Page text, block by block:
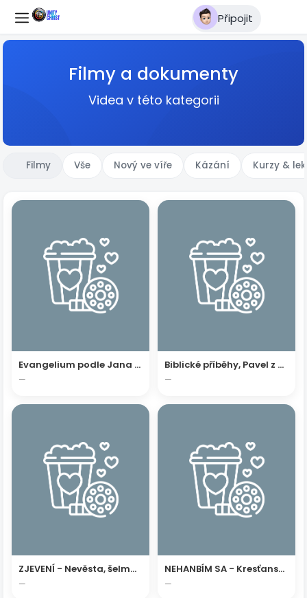
Připojit
Filmy a dokumenty
Videa v této kategorii
Filmy Vše Nový ve víře Kázání Kurzy &
Evangelium podle Jana 2003
—
Biblické příběhy, Pavel z Tarsu
—
ZJEVENÍ - Nevěsta, šelma a Babylon
—
NEHANBÍM SA - Kresťanský film podľa skutočnej udalosti
—